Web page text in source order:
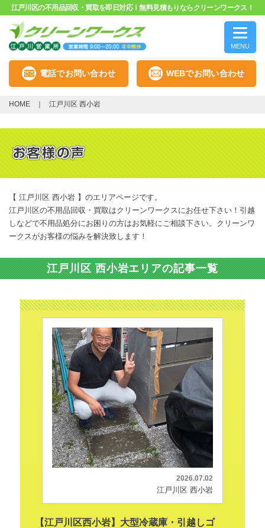
江戸川区の不用品回収・買取を即日対応！無料見積もりならクリーンワークス！
MENU
電話でお問い合わせ WEBでお問い合わせ
HOME 江戸川区 西小岩
【 江戸川区 西小岩 】のエリアページです。
江戸川区の不用品回収・買取はクリーンワークスにお任せ下さい！引越
しなどで不用品処分にお困りの方はお気軽にご相談下さい。クリーンワ
ークスがお客様の悩みを解決致します！
江戸川区 西小岩エリアの記事一覧
2026.07.02
江戸川区 西小岩
【江戸川区西小岩】大型冷蔵庫・引越しゴ